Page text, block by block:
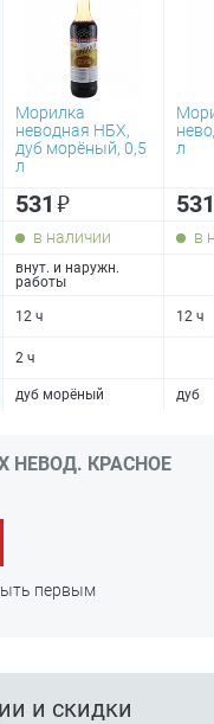
Морилка
неводная НБХ,
дуб морёный, 0,5
л
л
531 ₽
в наличии в
внут. и наружн.
работы
12 ч 12 ч
2 ч
дуб морёный дуб
НЕВОД. КРАСНОЕ
первым
и скидки